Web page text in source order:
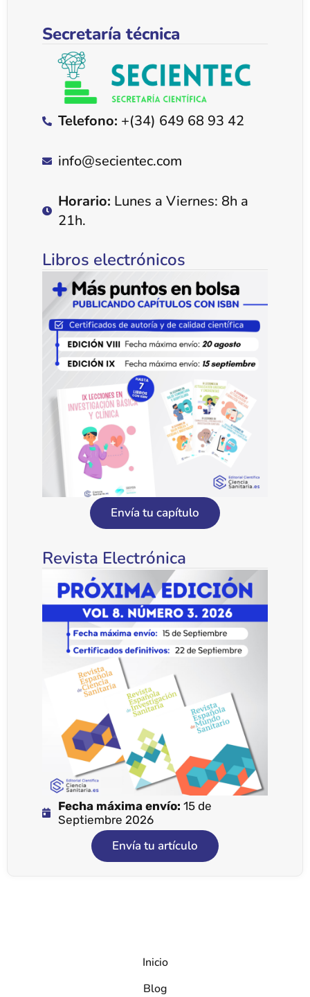
Secretaría técnica
Telefono: +(34) 649 68 93 42
info@secientec.com
Horario: Lunes a Viernes: 8h a
21h.
Libros electrónicos
Envía tu capítulo
Revista Electrónica
Fecha máxima envío: 15 de
Septiembre 2026
Envía tu artículo
Inicio
Blog